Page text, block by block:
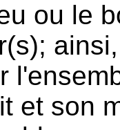
ou le
et son